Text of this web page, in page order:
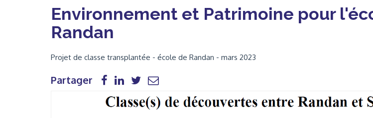
Environnement et Patrimoine pour
Randan
Projet de classe transplantée - école de Randan - mars 2023
Partager